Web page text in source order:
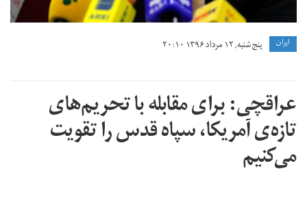
ايران پنج شنبه, ۱۲ مرداد ۱۳۹۶ ۲۰:۱۰
عراقچی: برای مقابله با تحریم‌های
تازه‌ی آمریکا، سپاه قدس را تقویت
می‌کنیم